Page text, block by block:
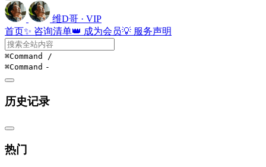
维D哥 · VIP
首页✨ 咨询清单👑 成为会员💡 服务声明
⌘Command /
⌘Command -
历史记录
热门